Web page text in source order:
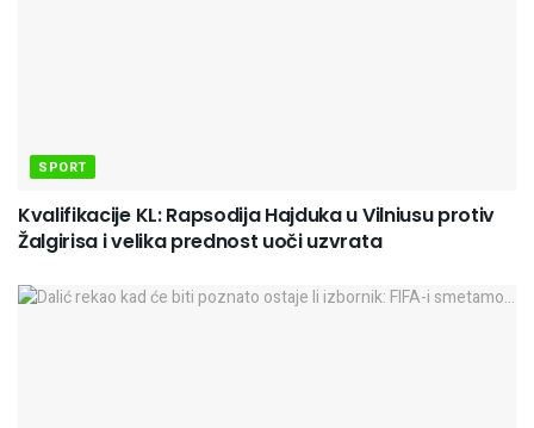
SPORT
Kvalifikacije KL: Rapsodija Hajduka u Vilniusu protiv
Žalgirisa i velika prednost uoči uzvrata